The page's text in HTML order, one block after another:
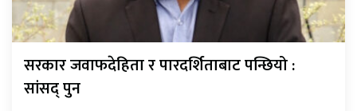
सरकार जवाफदेहिता र पारदर्शिताबाट पन्छियो :
सांसद् पुन